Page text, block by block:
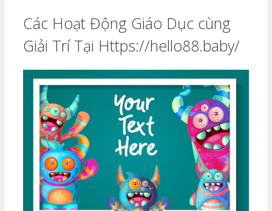
Các Hoạt Động Giáo Dục cùng
Giải Trí Tại Https://hello88.baby/